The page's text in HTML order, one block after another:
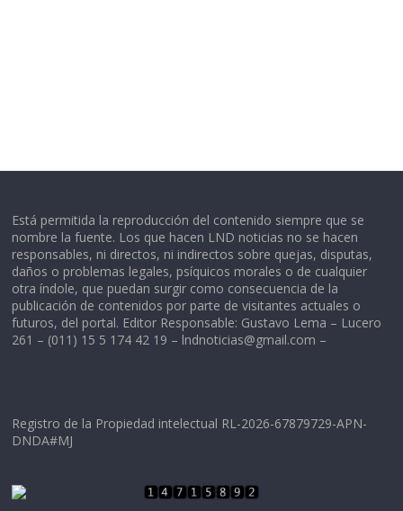
Está permitida la reproducción del contenido siempre que se
nombre la fuente. Los que hacen LND noticias no se hacen
responsables, ni directos, ni indirectos sobre quejas, disputas,
daños o problemas legales, psíquicos morales o de cualquier
otra índole, que puedan surgir como consecuencia de la
publicación de contenidos por parte de visitantes actuales o
futuros, del portal. Editor Responsable: Gustavo Lema – Lucero
261 – (011) 15 5 174 42 19 – lndnoticias@gmail.com –
Registro de la Propiedad intelectual RL-2026-67879729-APN-
DNDA#MJ